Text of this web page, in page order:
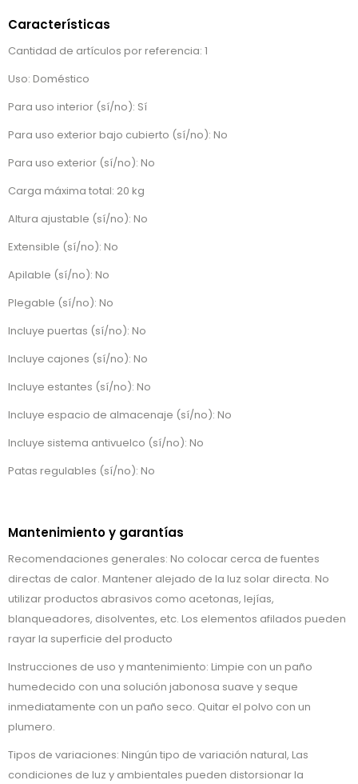
Características
Cantidad de artículos por referencia: 1
Uso: Doméstico
Para uso interior (sí/no): Sí
Para uso exterior bajo cubierto (sí/no): No
Para uso exterior (sí/no): No
Carga máxima total: 20 kg
Altura ajustable (sí/no): No
Extensible (sí/no): No
Apilable (sí/no): No
Plegable (sí/no): No
Incluye puertas (sí/no): No
Incluye cajones (sí/no): No
Incluye estantes (sí/no): No
Incluye espacio de almacenaje (sí/no): No
Incluye sistema antivuelco (sí/no): No
Patas regulables (sí/no): No
Mantenimiento y garantías
Recomendaciones generales: No colocar cerca de fuentes
directas de calor. Mantener alejado de la luz solar directa. No
utilizar productos abrasivos como acetonas, lejías,
blanqueadores, disolventes, etc. Los elementos afilados pueden
rayar la superficie del producto
Instrucciones de uso y mantenimiento: Limpie con un paño
humedecido con una solución jabonosa suave y seque
inmediatamente con un paño seco. Quitar el polvo con un
plumero.
Tipos de variaciones: Ningún tipo de variación natural, Las
condiciones de luz y ambientales pueden distorsionar la